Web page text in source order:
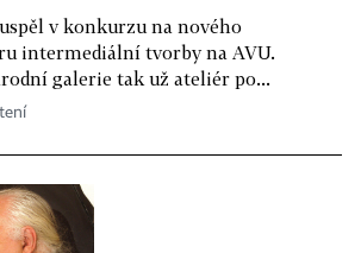
v konkurzu na nového
intermediální tvorby na AVU.
galerie tak už ateliér po...